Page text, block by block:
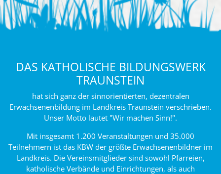
DAS KATHOLISCHE BILDUNGSWERK
TRAUNSTEIN
hat sich ganz der sinnorientierten, dezentralen
Erwachsenenbildung im Landkreis Traunstein verschrieben.
Unser Motto lautet "Wir machen Sinn!".
Mit insgesamt 1.200 Veranstaltungen und 35.000
Teilnehmern ist das KBW der größte Erwachsenenbildner im
Landkreis. Die Vereinsmitglieder sind sowohl Pfarreien,
katholische Verbände und Einrichtungen, als auch